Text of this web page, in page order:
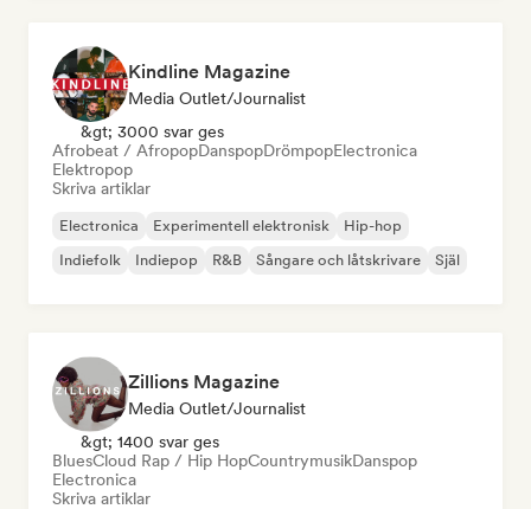
Kindline Magazine
Media Outlet/Journalist
&gt; 3000 svar ges
Afrobeat / AfropopDanspopDrömpopElectronica
Elektropop
Skriva artiklar
Electronica Experimentell elektronisk
Hip-hop
Indiefolk
Indiepop R&B Sångare och låtskrivare Själ
Zillions Magazine
Media Outlet/Journalist
&gt; 1400 svar ges
BluesCloud Rap / Hip HopCountrymusikDanspop
Electronica
Skriva artiklar